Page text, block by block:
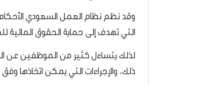
وقد نظم نظام العمل السعودي
التي تهدف إلى حماية الحقوق المالية
لذلك يتساءل كثير من الموظفين عن
ذلك، والإجراءات التي يمكن اتخاذها